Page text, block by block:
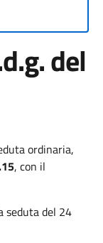
del
ordinaria,
, con il
seduta del 24